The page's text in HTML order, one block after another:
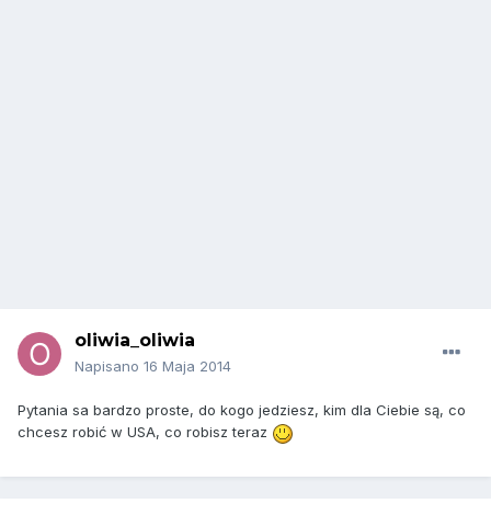
oliwia_oliwia
Napisano 16 Maja 2014
Pytania sa bardzo proste, do kogo jedziesz, kim dla Ciebie są, co
chcesz robić w USA, co robisz teraz